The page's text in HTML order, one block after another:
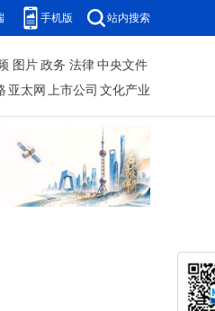
手机版 站内搜索
图片 政务 法律 中央文件
亚太网 上市公司 文化产业